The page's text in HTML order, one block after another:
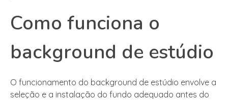
Como funciona o
background de estúdio
O funcionamento do background de estúdio envolve a
seleção e a instalação do fundo adequado antes do